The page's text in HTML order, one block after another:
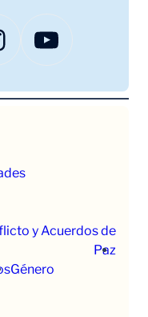
YouTube
y Acuerdos de
Paz
Género